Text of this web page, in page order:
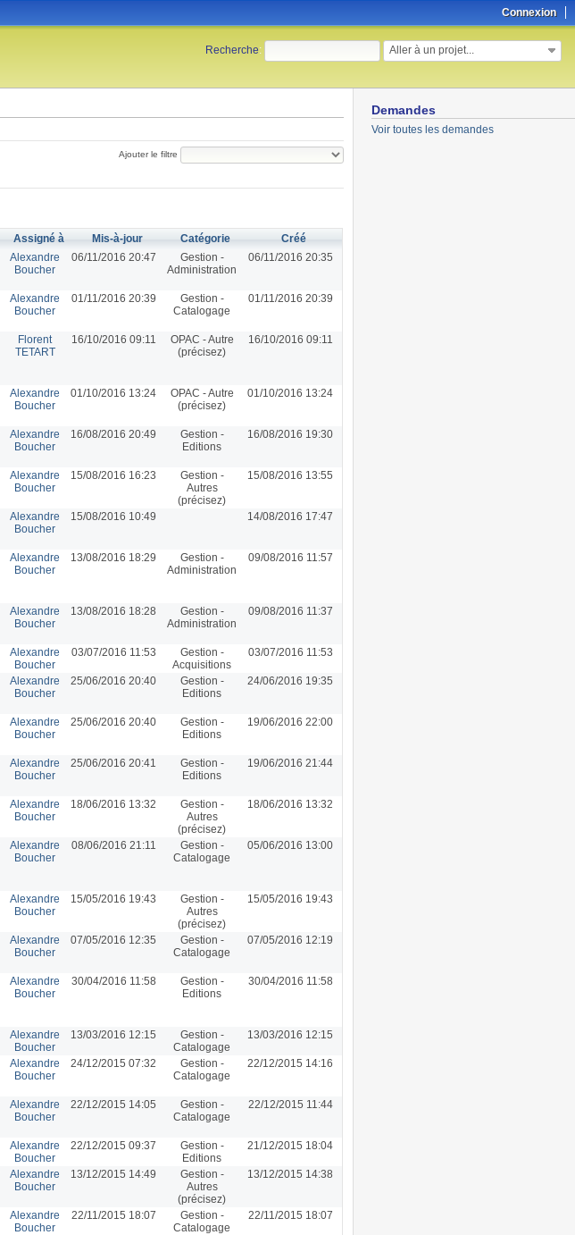
Connexion
Recherche: Aller à un projet...
Demandes
Voir toutes les demandes
Ajouter le filtre
Assigné à Mis-à-jour Catégorie
Créé
Alexandre
Boucher
06/11/2016 20:47
Gestion -
Administration
06/11/2016 20:35
Alexandre
Boucher
01/11/2016 20:39
Gestion -
Catalogage
01/11/2016 20:39
Florent
TETART
16/10/2016 09:11
OPAC - Autre
(précisez)
16/10/2016 09:11
Alexandre
Boucher
01/10/2016 13:24
OPAC - Autre
(précisez)
01/10/2016 13:24
Alexandre
Boucher
16/08/2016 20:49
Gestion -
Editions
16/08/2016 19:30
Alexandre
Boucher
15/08/2016 16:23
Gestion -
Autres
(précisez)
15/08/2016 13:55
Alexandre
Boucher
15/08/2016 10:49 14/08/2016 17:47
Alexandre
Boucher
13/08/2016 18:29
Gestion -
Administration
09/08/2016 11:57
Alexandre
Boucher
13/08/2016 18:28
Gestion -
Administration
09/08/2016 11:37
Alexandre
Boucher
03/07/2016 11:53
Gestion -
Acquisitions
03/07/2016 11:53
Alexandre
Boucher
25/06/2016 20:40
Gestion -
Editions
24/06/2016 19:35
Alexandre
Boucher
25/06/2016 20:40
Gestion -
Editions
19/06/2016 22:00
Alexandre
Boucher
25/06/2016 20:41
Gestion -
Editions
19/06/2016 21:44
Alexandre
Boucher
18/06/2016 13:32
Gestion -
Autres
(précisez)
18/06/2016 13:32
Alexandre
Boucher
08/06/2016 21:11
Gestion -
Catalogage
05/06/2016 13:00
Alexandre
Boucher
15/05/2016 19:43
Gestion -
Autres
(précisez)
15/05/2016 19:43
Alexandre
Boucher
07/05/2016 12:35
Gestion -
Catalogage
07/05/2016 12:19
Alexandre
Boucher
30/04/2016 11:58
Gestion -
Editions
30/04/2016 11:58
Alexandre
Boucher
13/03/2016 12:15
Gestion -
Catalogage
13/03/2016 12:15
Alexandre
Boucher
24/12/2015 07:32
Gestion -
Catalogage
22/12/2015 14:16
Alexandre
Boucher
22/12/2015 14:05
Gestion -
Catalogage
22/12/2015 11:44
Alexandre
Boucher
22/12/2015 09:37
Gestion -
Editions
21/12/2015 18:04
Alexandre
Boucher
13/12/2015 14:49
Gestion -
Autres
(précisez)
13/12/2015 14:38
Alexandre
Boucher
22/11/2015 18:07
Gestion -
Catalogage
22/11/2015 18:07